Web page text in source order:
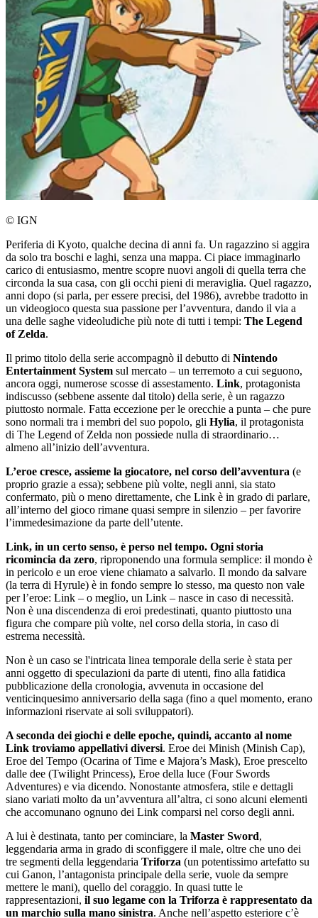
© IGN
Periferia di Kyoto, qualche decina di anni fa. Un ragazzino si aggira
da solo tra boschi e laghi, senza una mappa. Ci piace immaginarlo
carico di entusiasmo, mentre scopre nuovi angoli di quella terra che
circonda la sua casa, con gli occhi pieni di meraviglia. Quel ragazzo,
anni dopo (si parla, per essere precisi, del 1986), avrebbe tradotto in
un videogioco questa sua passione per l’avventura, dando il via a
una delle saghe videoludiche più note di tutti i tempi: The Legend
of Zelda.
Il primo titolo della serie accompagnò il debutto di Nintendo
Entertainment System sul mercato – un terremoto a cui seguono,
ancora oggi, numerose scosse di assestamento. Link, protagonista
indiscusso (sebbene assente dal titolo) della serie, è un ragazzo
piuttosto normale. Fatta eccezione per le orecchie a punta – che pure
sono normali tra i membri del suo popolo, gli Hylia, il protagonista
di The Legend of Zelda non possiede nulla di straordinario…
almeno all’inizio dell’avventura.
L’eroe cresce, assieme la giocatore, nel corso dell’avventura (e
proprio grazie a essa); sebbene più volte, negli anni, sia stato
confermato, più o meno direttamente, che Link è in grado di parlare,
all’interno del gioco rimane quasi sempre in silenzio – per favorire
l’immedesimazione da parte dell’utente.
Link, in un certo senso, è perso nel tempo. Ogni storia
ricomincia da zero, riproponendo una formula semplice: il mondo è
in pericolo e un eroe viene chiamato a salvarlo. Il mondo da salvare
(la terra di Hyrule) è in fondo sempre lo stesso, ma questo non vale
per l’eroe: Link – o meglio, un Link – nasce in caso di necessità.
Non è una discendenza di eroi predestinati, quanto piuttosto una
figura che compare più volte, nel corso della storia, in caso di
estrema necessità.
Non è un caso se l'intricata linea temporale della serie è stata per
anni oggetto di speculazioni da parte di utenti, fino alla fatidica
pubblicazione della cronologia, avvenuta in occasione del
venticinquesimo anniversario della saga (fino a quel momento, erano
informazioni riservate ai soli sviluppatori).
A seconda dei giochi e delle epoche, quindi, accanto al nome
Link troviamo appellativi diversi. Eroe dei Minish (Minish Cap),
Eroe del Tempo (Ocarina of Time e Majora’s Mask), Eroe prescelto
dalle dee (Twilight Princess), Eroe della luce (Four Swords
Adventures) e via dicendo. Nonostante atmosfera, stile e dettagli
siano variati molto da un’avventura all’altra, ci sono alcuni elementi
che accomunano ognuno dei Link comparsi nel corso degli anni.
A lui è destinata, tanto per cominciare, la Master Sword,
leggendaria arma in grado di sconfiggere il male, oltre che uno dei
tre segmenti della leggendaria Triforza (un potentissimo artefatto su
cui Ganon, l’antagonista principale della serie, vuole da sempre
mettere le mani), quello del coraggio. In quasi tutte le
rappresentazioni, il suo legame con la Triforza è rappresentato da
un marchio sulla mano sinistra. Anche nell’aspetto esteriore c’è